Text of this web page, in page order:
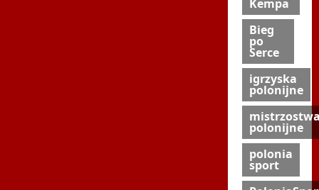
Kempa
Bieg
po
Serce
igrzyska
polonijne
polonijne
polonia
sport